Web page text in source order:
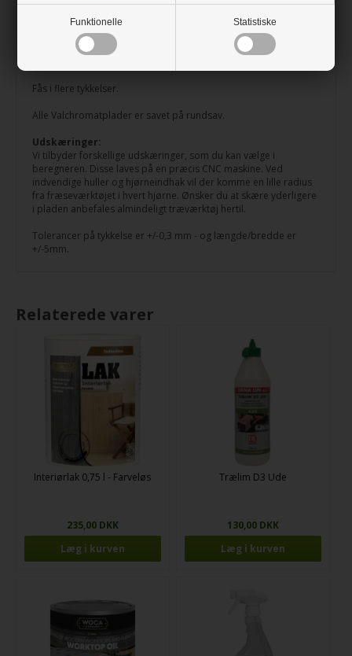
Funktionelle Statistiske
Pladen er fugtbestandig og med den rette overfladebehandling
kan MDF Valchromat opnå gode fugtfaste egenskaber. Det kan
eksempelvis være olie, voks eller lak. Pladerne er til indendørs
Fås i flere tykkelser.
Alle Valchromatplader er savet på rundsav.
Udskæringer:
Vi tilbyder forskellige udskæringer, som du kan vælge i
beregneren. Disse laves på en præcis CNC maskine. Ved
indvendige huller og hjørneindhak vil der komme en lille radius
fra fræseværktøjet i hvert hjørne. Ønsker du at skære yderligere
i pladen anbefales almindeligt træværktøj hertil.
Tolerancer på tykkelse er +/-0,3 mm - og længde/bredde er
+/-5mm.
Relaterede varer
Interiørlak 0,75 l - Farveløs
235,00 DKK
Trælim D3 Ude
130,00 DKK